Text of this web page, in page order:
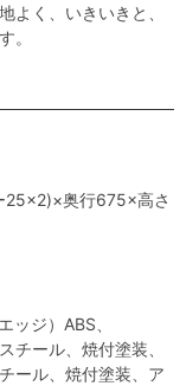
よく、いきいきと、
。
25×2)×奥行675×高さ
ジ）ABS、
チール、焼付塗装、
ール、焼付塗装、ア